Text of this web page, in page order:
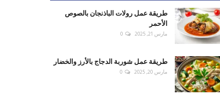
طريقة عمل رولات الباذنجان بالصوص
الأحمر
مارس 21, 2025 0
طريقة عمل شوربة الدجاج بالأرز والخضار
مارس 20, 2025 0